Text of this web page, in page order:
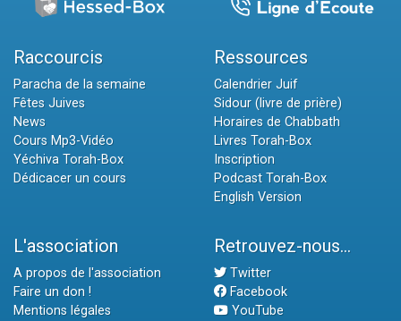
Raccourcis
Paracha de la semaine
Fêtes Juives
News
Cours Mp3-Vidéo
Yéchiva Torah-Box
Dédicacer un cours
Ressources
Calendrier Juif
Sidour (livre de prière)
Horaires de Chabbath
Livres Torah-Box
Inscription
Podcast Torah-Box
English Version
L'association
A propos de l'association
Faire un don !
Mentions légales
Retrouvez-nous...
Twitter
Facebook
YouTube